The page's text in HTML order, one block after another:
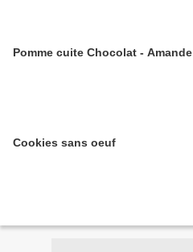
Pomme cuite Chocolat - Amande
Cookies sans oeuf